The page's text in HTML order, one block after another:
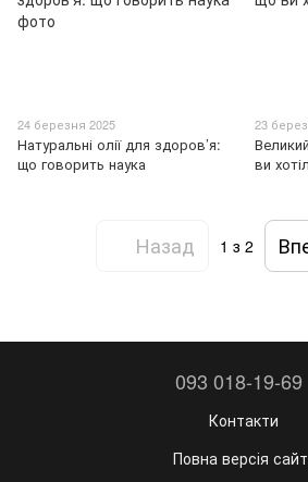
24 березня 2025
Натуральні олії для здоров’я:
що говорить наука
23
ви
Назад 1 з 2
093 018-19-69
Контакти
Повна версія